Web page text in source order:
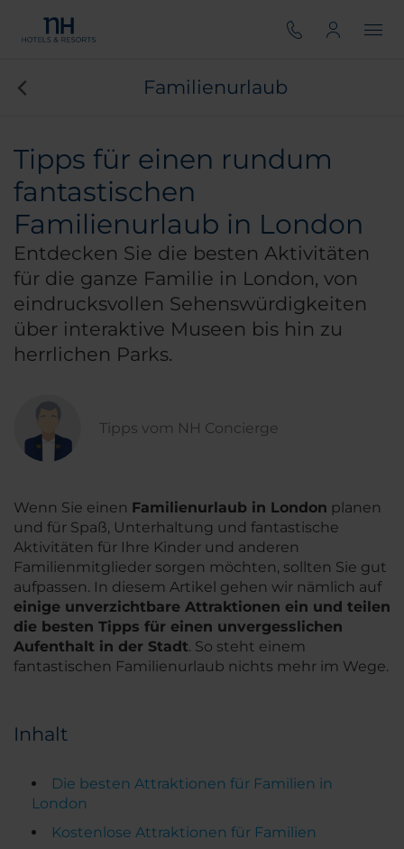
Familienurlaub
Tipps für einen rundum
fantastischen
Familienurlaub in London
Entdecken Sie die besten Aktivitäten
für die ganze Familie in London, von
eindrucksvollen Sehenswürdigkeiten
über interaktive Museen bis hin zu
herrlichen Parks.
Tipps vom NH Concierge
Wenn Sie einen Familienurlaub in London planen
und für Spaß, Unterhaltung und fantastische
Aktivitäten für Ihre Kinder und anderen
Familienmitglieder sorgen möchten, sollten Sie gut
aufpassen. In diesem Artikel gehen wir nämlich auf
einige unverzichtbare Attraktionen ein und teilen
die besten Tipps für einen unvergesslichen
Aufenthalt in der Stadt. So steht einem
fantastischen Familienurlaub nichts mehr im Wege.
Inhalt
Die besten Attraktionen für Familien in
London
Kostenlose Attraktionen für Familien